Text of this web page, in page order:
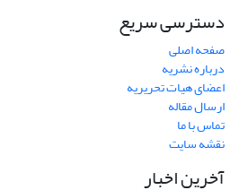
دسترسی سریع
صفحه اصلی
درباره نشریه
اعضای هیات تحریریه
ارسال مقاله
تماس با ما
نقشه سایت
آخرین اخبار